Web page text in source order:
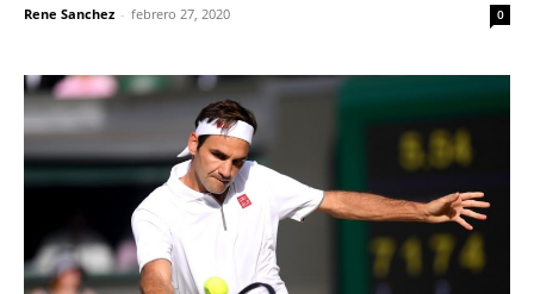
Rene Sanchez - febrero 27, 2020 0